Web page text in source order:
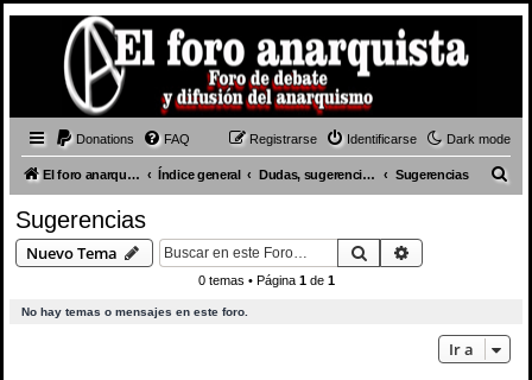
Dark mode
Donations FAQ Identificarse
Registrarse
El foro anarquista Índice general Dudas, sugerencias y presentaciones Sugerencias
Sugerencias
Nuevo Tema Buscar
0 temas • Página 1de 1
No hay temas o mensajes en este foro.
Ir a